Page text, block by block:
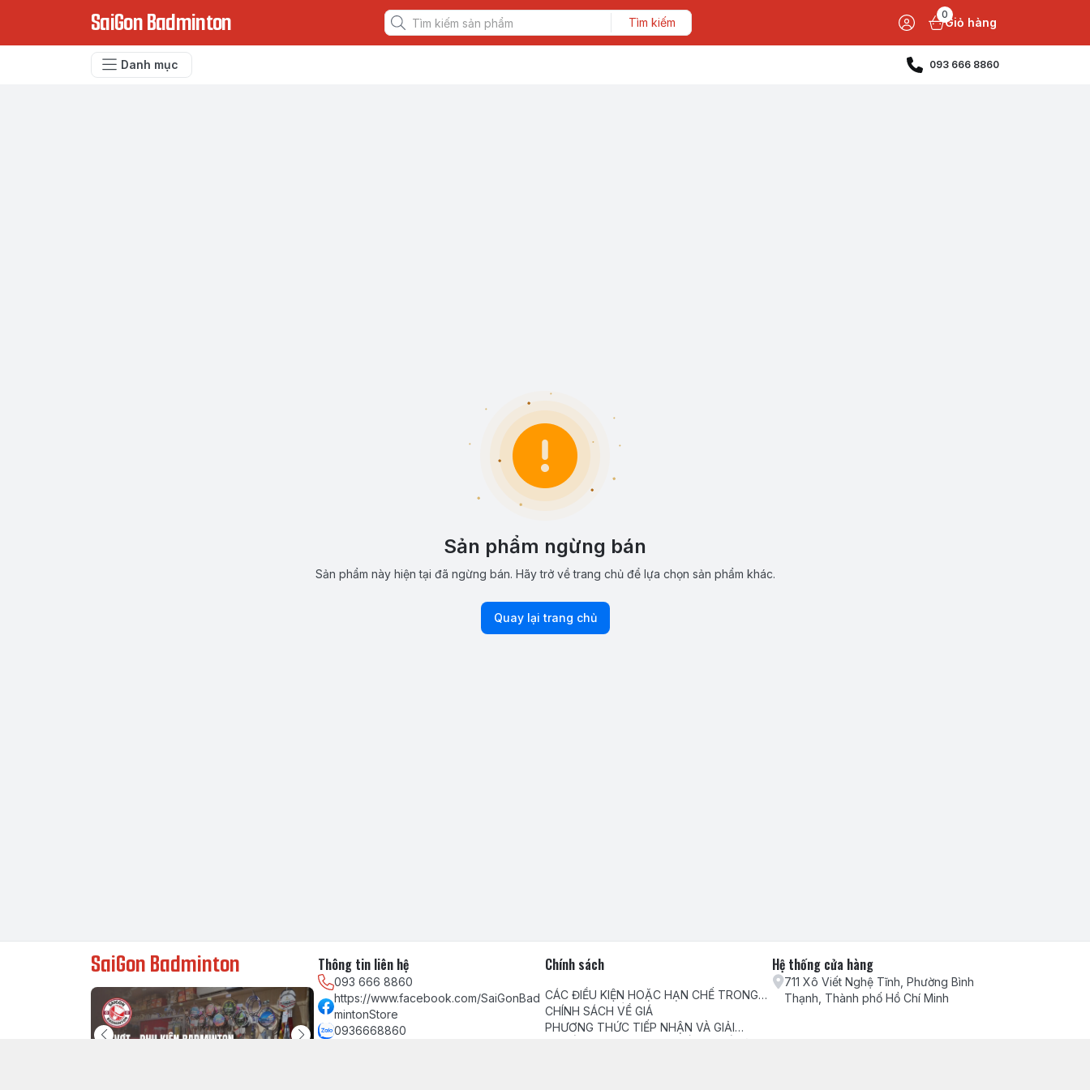
SaiGon Badminton Tìm kiếm
0
Giỏ hàng
Danh mục 093 666 8860
Sản phẩm ngừng bán
Sản phẩm này hiện tại đã ngừng bán. Hãy trở về trang chủ để lựa chọn sản phẩm khác.
Quay lại trang chủ
SaiGon Badminton Thông tin liên hệ
093 666 8860
https://www.facebook.com/SaiGonBad
mintonStore
0936668860
Chính sách
CÁC ĐIỀU KIỆN HOẶC HẠN CHẾ TRONG
VIỆC CUNG CẤP HÀNG HÓA, DỊCH VỤ
CHÍNH SÁCH VỀ GIÁ
PHƯƠNG THỨC TIẾP NHẬN VÀ GIẢI
Hệ thống cửa hàng
711 Xô Viết Nghệ Tĩnh, Phường Bình
Thạnh, Thành phố Hồ Chí Minh